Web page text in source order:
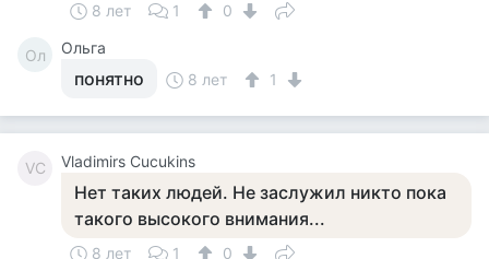
8 лет 1 0
Ол Ольга
понятно 8 лет 1
VC Vladimirs Cucukins
Нет таких людей. Не заслужил никто пока
такого высокого внимания...
8 лет 1 0